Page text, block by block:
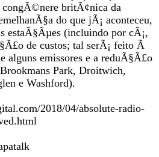
congÃ©nere britÃ¢nica da
do que jÃ¡ aconteceu,
estaÃ§Ãµes (incluindo por cÃ¡,
de custos; tal serÃ¡ feito Ã
alguns emissores e a reduÃ§Ã£o
Park, Droitwich,
e Washford).
2018/04/absolute-radio-